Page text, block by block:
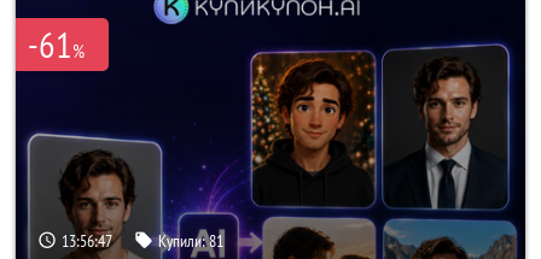
-61%
13:56:47 Купили:81